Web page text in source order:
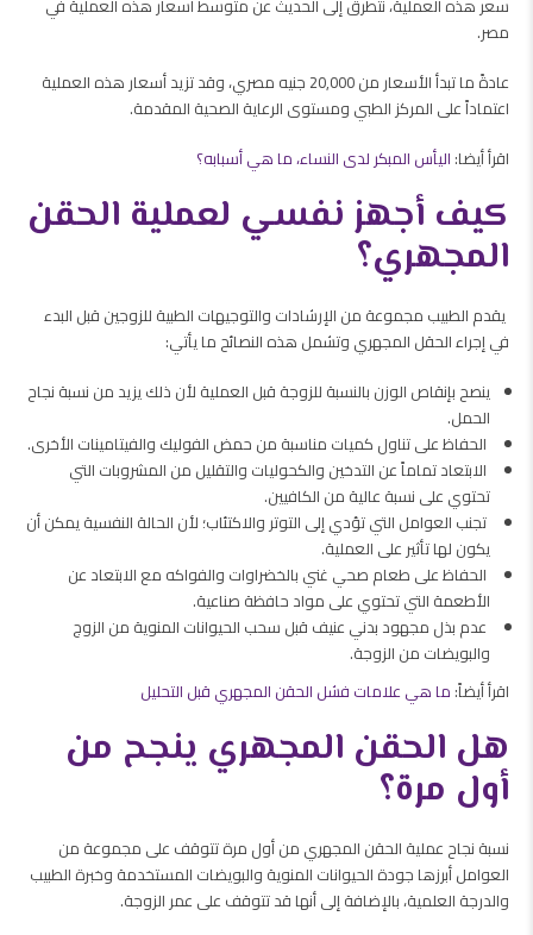
سعر هذه العملية، نتطرق إلى الحديث عن متوسط أسعار هذه العملية في
مصر.
عادةً ما تبدأ الأسعار من 20,000 جنيه مصري، وقد تزيد أسعار هذه العملية
اعتماداً على المركز الطبي ومستوى الرعاية الصحية المقدمة.
اقرأ أيضا: اليأس المبكر لدى النساء، ما هي أسبابه؟
كيف أجهز نفسي لعملية الحقن
المجهري؟
يقدم الطبيب مجموعة من الإرشادات والتوجيهات الطبية للزوجين قبل البدء
في إجراء الحقل المجهري وتشمل هذه النصائح ما يأتي:
ينصح بإنقاص الوزن بالنسبة للزوجة قبل العملية لأن ذلك يزيد من نسبة نجاح
الحمل.
الحفاظ على تناول كميات مناسبة من حمض الفوليك والفيتامينات الأخرى.
الابتعاد تماماً عن التدخين والكحوليات والتقليل من المشروبات التي
تحتوي على نسبة عالية من الكافيين.
تجنب العوامل التي تؤدي إلى التوتر والاكتئاب؛ لأن الحالة النفسية يمكن أن
يكون لها تأثير على العملية.
الحفاظ على طعام صحي غني بالخضراوات والفواكه مع الابتعاد عن
الأطعمة التي تحتوي على مواد حافظة صناعية.
عدم بذل مجهود بدني عنيف قبل سحب الحيوانات المنوية من الزوج
والبويضات من الزوجة.
اقرأ أيضاً: ما هي علامات فشل الحقن المجهري قبل التحليل
هل الحقن المجهري ينجح من
أول مرة؟
نسبة نجاح عملية الحقن المجهري من أول مرة تتوقف على مجموعة من
العوامل أبرزها جودة الحيوانات المنوية والبويضات المستخدمة وخبرة الطبيب
والدرجة العلمية، بالإضافة إلى أنها قد تتوقف على عمر الزوجة.